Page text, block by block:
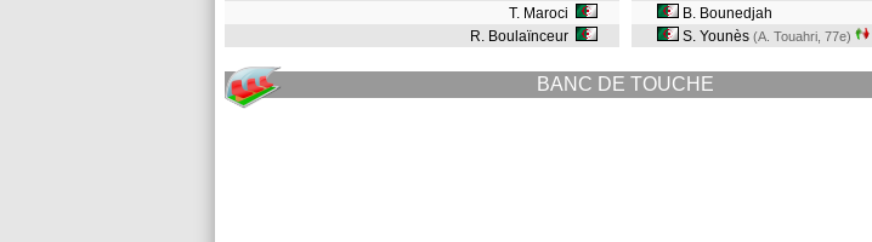
T. Maroci
R. Boulaïnceur
B. Bounedjah
S. Younès (A. Touahri, 77e)
BANC DE TOUCHE